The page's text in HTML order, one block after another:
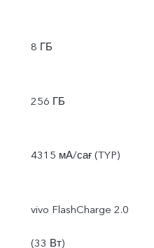
8 ГБ
256 ГБ
4315 мА/сағ (TYP)
vivo FlashCharge 2.0
(33 Вт)